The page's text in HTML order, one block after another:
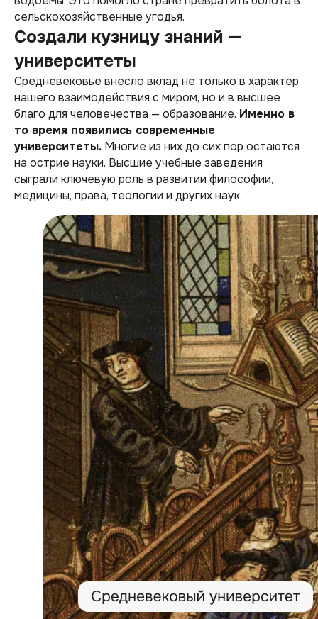
сельскохозяйственные угодья.
Создали кузницу знаний —
университеты
Средневековье внесло вклад не только в характер
нашего взаимодействия с миром, но и в высшее
благо для человечества — образование. Именно в
то время появились современные
университеты. Многие из них до сих пор остаются
на острие науки. Высшие учебные заведения
сыграли ключевую роль в развитии философии,
медицины, права, теологии и других наук.